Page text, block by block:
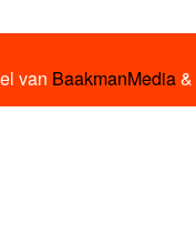
van BaakmanMedia&